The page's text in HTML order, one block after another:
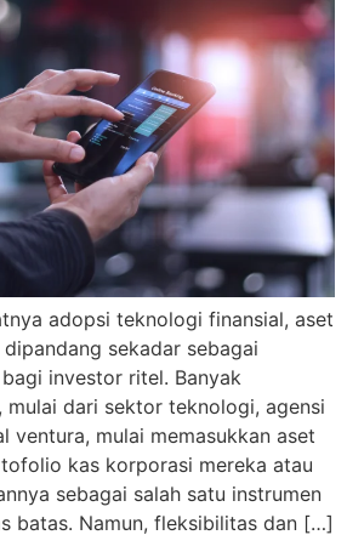
adopsi teknologi finansial, aset
sekadar sebagai
investor ritel. Banyak
mulai dari sektor teknologi, agensi
ventura, mulai memasukkan aset
kas korporasi mereka atau
sebagai salah satu instrumen
batas. Namun, fleksibilitas dan […]